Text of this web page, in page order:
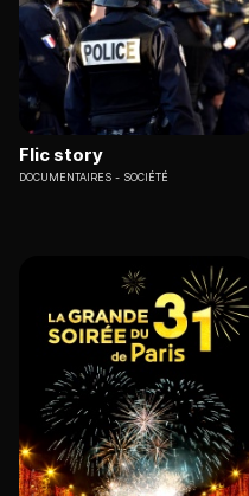
Flic story
DOCUMENTAIRES SOCIÉTÉ